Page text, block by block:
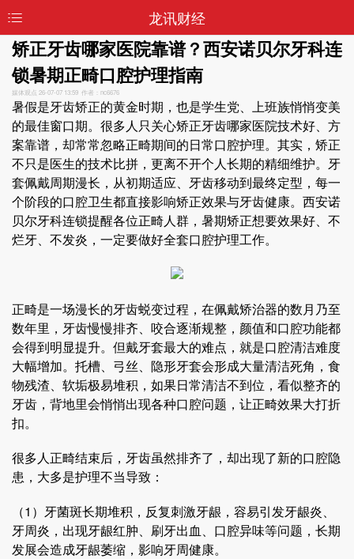
龙讯财经
矫正牙齿哪家医院靠谱？西安诺贝尔牙科连
锁暑期正畸口腔护理指南
媒体观点 26-07-07 13:59 作者：nc6676
暑假是牙齿矫正的黄金时期，也是学生党、上班族悄悄变美
的最佳窗口期。很多人只关心矫正牙齿哪家医院技术好、方
案靠谱，却常常忽略正畸期间的日常口腔护理。其实，矫正
不只是医生的技术比拼，更离不开个人长期的精细维护。牙
套佩戴周期漫长，从初期适应、牙齿移动到最终定型，每一
个阶段的口腔卫生都直接影响矫正效果与牙齿健康。西安诺
贝尔牙科连锁提醒各位正畸人群，暑期矫正想要效果好、不
烂牙、不发炎，一定要做好全套口腔护理工作。
正畸是一场漫长的牙齿蜕变过程，在佩戴矫治器的数月乃至
数年里，牙齿慢慢排齐、咬合逐渐规整，颜值和口腔功能都
会得到明显提升。但戴牙套最大的难点，就是口腔清洁难度
大幅增加。托槽、弓丝、隐形牙套会形成大量清洁死角，食
物残渣、软垢极易堆积，如果日常清洁不到位，看似整齐的
牙齿，背地里会悄悄出现各种口腔问题，让正畸效果大打折
扣。
很多人正畸结束后，牙齿虽然排齐了，却出现了新的口腔隐
患，大多是护理不当导致：
（1）牙菌斑长期堆积，反复刺激牙龈，容易引发牙龈炎、
牙周炎，出现牙龈红肿、刷牙出血、口腔异味等问题，长期
发展会造成牙龈萎缩，影响牙周健康。